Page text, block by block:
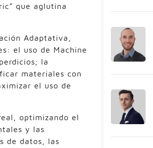
que aglutina
Adaptativa,
el uso de Machine
la
materiales con
el uso de
optimizando el
y las
de datos, las